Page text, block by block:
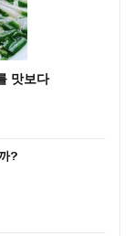
맛보다
?